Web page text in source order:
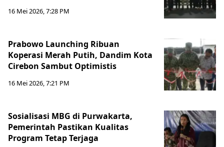
16 Mei 2026, 7:28 PM
Prabowo Launching Ribuan
Koperasi Merah Putih, Dandim Kota
Cirebon Sambut Optimistis
16 Mei 2026, 7:21 PM
Sosialisasi MBG di Purwakarta,
Pemerintah Pastikan Kualitas
Program Tetap Terjaga